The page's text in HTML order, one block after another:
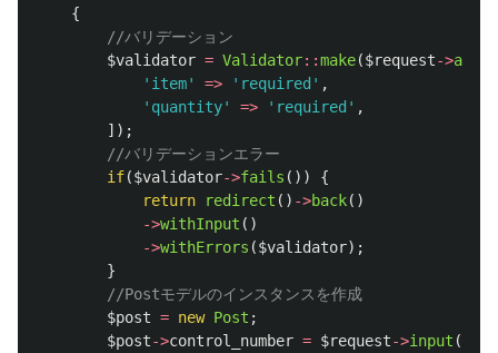
{
//バリデーション
$validator = Validator::make($request->all
'item'
=> 'required' ,
'quantity'
=> 'required' ,
]);
//バリデーションエラー
if($validator->fails ())
{
return
redirect () ->back()
->withInput ()
->withErrors ($validator);
}
//Postモデルのインスタンスを作成
$post = new Post ;
$post->control_number = $request->input (